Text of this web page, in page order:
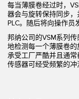
无线状态监测传感器
振动传感器
附件
每当薄膜卷经过时，
器会与旋转保持同步
PLC。随后将向操作员
邦纳公司的VSM系列
地检测每一个薄膜卷
承受工厂严酷并且通
传感器可经受频繁的冲